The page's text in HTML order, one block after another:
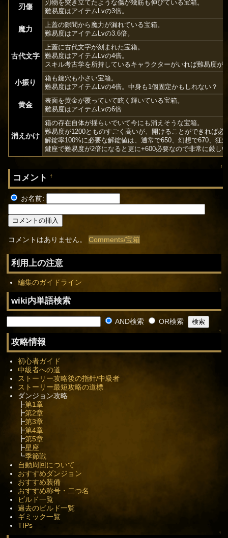
刃傷
刃物を突き立てたような傷が幾筋も伸びている宝箱。
難易度はアイテムLvの3倍。
魔力
上蓋の隙間から魔力が漏れている宝箱。
難易度はアイテムLvの3.6倍。
古代文字
上蓋に古代文字が刻まれた宝箱。
難易度はアイテムLvの4倍。
スキル考古学を所持しているキャラクターがいれば難易度が
小振り
箱も鍵穴も小さい宝箱。
難易度はアイテムLvの4倍。中身も1個固定かもしれない？
黄金
表面を黄金が覆っていて眩く輝いている宝箱。
難易度はアイテムLvの6倍
消えかけ
箱の存在自体が揺らいでいて今にも消えそうな宝箱。
難易度が1200とものすごく高いが、開けることができれば必
解錠率100%に必要な解錠値は、通常で650、幻想で670、狂
鍵座で難易度が2倍になると更に+600必要なので非常に厳し
↑
コメント†
お名前:
コメントはありません。Comments/宝箱
利用上の注意
編集のガイドライン
↑
wiki内単語検索
AND検索 OR検索
↑
攻略情報
初心者ガイド
中級者への道
ストーリー攻略後の指針/中級者
ストーリー最短攻略の道標
ダンジョン攻略
┣第1章
┣第2章
┣第3章
┣第4章
┣第5章
┣星座
┗季節戦
自動周回について
おすすめダンジョン
おすすめ装備
おすすめ称号・二つ名
ビルド一覧
過去のビルド一覧
ギミック一覧
TIPs
↑